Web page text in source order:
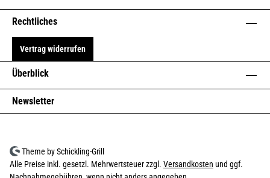
Rechtliches
Vertrag widerrufen
Überblick
Newsletter
Theme by Schickling-Grill
Alle Preise inkl. gesetzl. Mehrwertsteuer zzgl. Versandkosten und ggf.